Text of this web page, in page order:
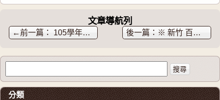
文章導航列
← 105學年度全國音樂比賽 百宣音樂教室 得獎學生 ※ 新竹 百宣 二胡老師 ※ 二胡學生招生中!!!!!!
分類